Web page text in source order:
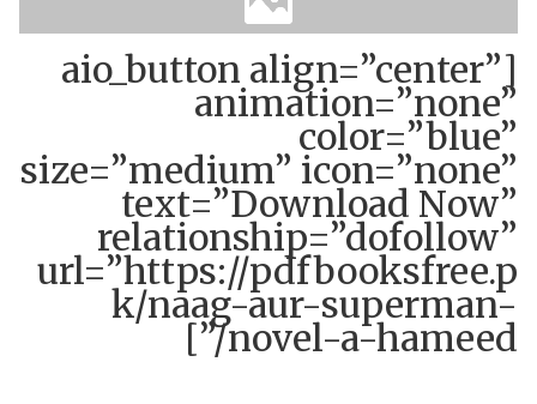
[aio_button align=”center”
animation=”none”
color=”blue”
size=”medium” icon=”none”
text=”Download Now”
relationship=”dofollow”
url=”https://pdfbooksfree.p
k/naag-aur-superman-
novel-a-hameed/”]